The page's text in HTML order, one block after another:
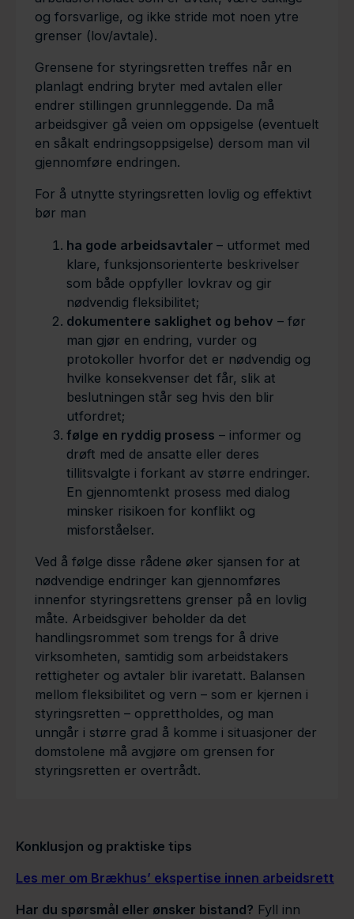
og forsvarlige, og ikke stride mot noen ytre
grenser (lov/avtale).
Grensene for styringsretten treffes når en
planlagt endring bryter med avtalen eller
endrer stillingen grunnleggende. Da må
arbeidsgiver gå veien om oppsigelse (eventuelt
en såkalt endringsoppsigelse) dersom man vil
gjennomføre endringen.
For å utnytte styringsretten lovlig og effektivt
bør man
ha gode arbeidsavtaler – utformet med
klare, funksjonsorienterte beskrivelser
som både oppfyller lovkrav og gir
nødvendig fleksibilitet;
dokumentere saklighet og behov – før
man gjør en endring, vurder og
protokoller hvorfor det er nødvendig og
hvilke konsekvenser det får, slik at
beslutningen står seg hvis den blir
utfordret;
følge en ryddig prosess – informer og
drøft med de ansatte eller deres
tillitsvalgte i forkant av større endringer.
En gjennomtenkt prosess med dialog
minsker risikoen for konflikt og
misforståelser.
Ved å følge disse rådene øker sjansen for at
nødvendige endringer kan gjennomføres
innenfor styringsrettens grenser på en lovlig
måte. Arbeidsgiver beholder da det
handlingsrommet som trengs for å drive
virksomheten, samtidig som arbeidstakers
rettigheter og avtaler blir ivaretatt. Balansen
mellom fleksibilitet og vern – som er kjernen i
styringsretten – opprettholdes, og man
unngår i større grad å komme i situasjoner der
domstolene må avgjøre om grensen for
styringsretten er overtrådt.
Konklusjon og praktiske tips
Les mer om Brækhus’ ekspertise innen arbeidsrett
Har du spørsmål eller ønsker bistand? Fyll inn